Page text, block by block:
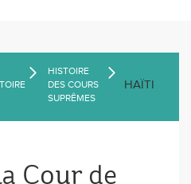
HISTOIRE
DES COURS
SUPRÊMES
HAÏTI
Cour de